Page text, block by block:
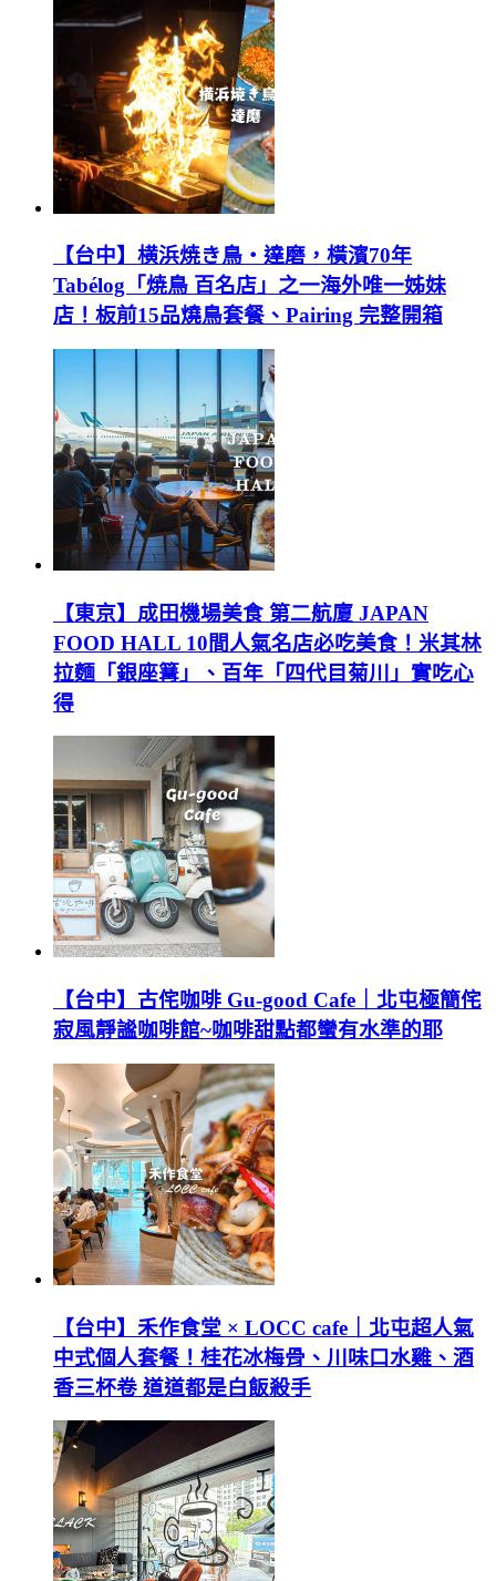
【台中】横浜焼き鳥‧達磨，橫濱70年
Tabélog「焼鳥 百名店」之一海外唯一姊妹
店！板前15品燒鳥套餐、Pairing 完整開箱
【東京】成田機場美食 第二航廈 JAPAN
FOOD HALL 10間人氣名店必吃美食！米其林
拉麵「銀座篝」、百年「四代目菊川」實吃心
得
【台中】古侘咖啡 Gu-good Cafe｜北屯極簡侘
寂風靜謐咖啡館~咖啡甜點都蠻有水準的耶
【台中】禾作食堂 × LOCC cafe｜北屯超人氣
中式個人套餐！桂花冰梅骨、川味口水雞、酒
香三杯卷 道道都是白飯殺手